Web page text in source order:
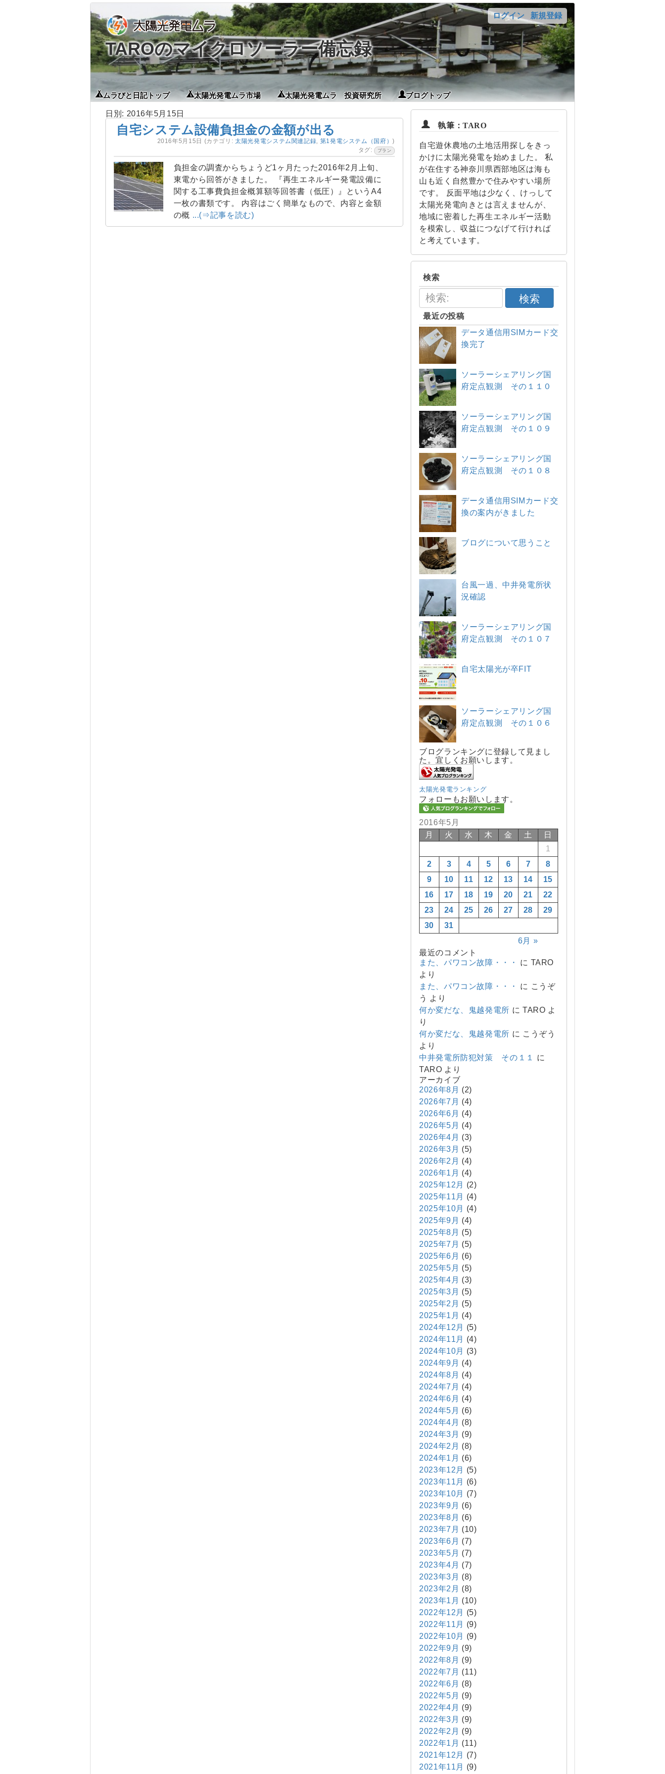
TAROのマイクロソーラー備忘録
ログイン 新規登録
ムラびと日記トップ 太陽光発電ムラ市場 太陽光発電ムラ 投資研究所 ブログトップ
日別: 2016年5月15日
自宅システム設備負担金の金額が出る
2016年5月15日 (カテゴリ:太陽光発電システム関連記録, 第1発電システム（国府）)
タグ:
プラン
負担金の調査からちょうど1ヶ月たった2016年2月上旬、
東電から回答がきました。 『再生エネルギー発電設備に
関する工事費負担金概算額等回答書（低圧）』というA4
一枚の書類です。 内容はごく簡単なもので、内容と金額
の概 ...(⇒記事を読む)
執筆：TARO
自宅遊休農地の土地活用探しをきっ
かけに太陽光発電を始めました。 私
が在住する神奈川県西部地区は海も
山も近く自然豊かで住みやすい場所
です。 反面平地は少なく、けっして
太陽光発電向きとは言えませんが、
地域に密着した再生エネルギー活動
を模索し、収益につなげて行ければ
と考えています。
検索
検索
最近の投稿
データ通信用SIMカード交
換完了
ソーラーシェアリング国
府定点観測 その１１０
ソーラーシェアリング国
府定点観測 その１０９
ソーラーシェアリング国
府定点観測 その１０８
データ通信用SIMカード交
換の案内がきました
ブログについて思うこと
台風一過、中井発電所状
況確認
ソーラーシェアリング国
府定点観測 その１０７
自宅太陽光が卒FIT
ソーラーシェアリング国
府定点観測 その１０６
ブログランキングに登録して見まし
た。宜しくお願いします。
太陽光発電ランキング
フォローもお願いします。
2016年5月
月
火 水 木 金 土 日
6月 »
1
2
3 4 5 6 7
8
9
10 11 12 13 14
15
16
17 18 19 20 21
22
23
24 25 26 27 28
29
30
31
最近のコメント
また、パワコン故障・・・
に TARO
より
また、パワコン故障・・・
に こうぞ
う
より
何か変だな、鬼越発電所 に TARO よ
り
何か変だな、鬼越発電所 に こうぞう
より
中井発電所防犯対策 その１１
に
TARO より
アーカイブ
2026年8月 (2)
2026年7月 (4)
2026年6月 (4)
2026年5月 (4)
2026年4月 (3)
2026年3月 (5)
2026年2月 (4)
2026年1月 (4)
2025年12月
(2)
2025年11月
(4)
2025年10月
(4)
2025年9月 (4)
2025年8月 (5)
2025年7月 (5)
2025年6月 (6)
2025年5月 (5)
2025年4月 (3)
2025年3月 (5)
2025年2月 (5)
2025年1月 (4)
2024年12月
(5)
2024年11月
(4)
2024年10月
(3)
2024年9月 (4)
2024年8月 (4)
2024年7月 (4)
2024年6月 (4)
2024年5月 (6)
2024年4月 (8)
2024年3月 (9)
2024年2月 (8)
2024年1月 (6)
2023年12月
(5)
2023年11月
(6)
2023年10月
(7)
2023年9月 (6)
2023年8月 (6)
2023年7月 (10)
2023年6月 (7)
2023年5月 (7)
2023年4月 (7)
2023年3月 (8)
2023年2月 (8)
2023年1月 (10)
2022年12月
(5)
2022年11月
(9)
2022年10月
(9)
2022年9月 (9)
2022年8月 (9)
2022年7月 (11)
2022年6月 (8)
2022年5月 (9)
2022年4月 (9)
2022年3月 (9)
2022年2月 (9)
2022年1月 (11)
2021年12月
(7)
2021年11月
(9)